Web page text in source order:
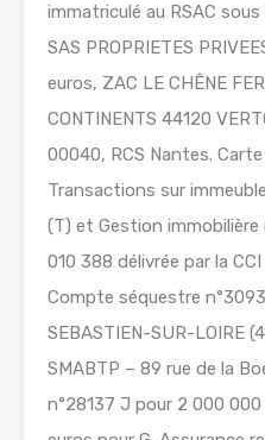
immatriculé au RSAC
SAS PROPRIETES
euros, ZAC LE CHÊNE
CONTINENTS 44120
00040, RCS Nantes.
Transactions sur
(T) et Gestion immobilière
010 388 délivrée par la
Compte séquestre
SEBASTIEN-SUR-LOIRE
SMABTP – 89 rue de la
n°28137 J pour 2 000